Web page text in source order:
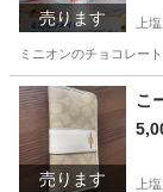
売ります 上
ミニオンのチョコレー
鹿児島 鹿児島市
チョコレートファウン
売ります
こ
上